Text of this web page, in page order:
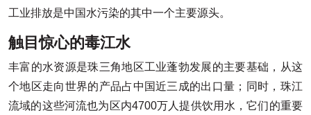
工业排放是中国水污染的其中一个主要源头。
触目惊心的毒江水
丰富的水资源是珠三角地区工业蓬勃发展的主要基础，从这
个地区走向世界的产品占中国近三成的出口量；同时，珠江
流域的这些河流也为区内4700万人提供饮用水，它们的重要